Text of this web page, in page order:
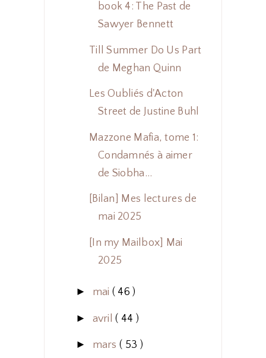
book 4: The Past de
Sawyer Bennett
Till Summer Do Us Part
de Meghan Quinn
Les Oubliés d'Acton
Street de Justine Buhl
Mazzone Mafia, tome 1:
Condamnés à aimer
de Siobha...
[Bilan] Mes lectures de
mai 2025
[In my Mailbox] Mai
2025
► mai ( 46 )
► avril( 44 )
► mars ( 53 )